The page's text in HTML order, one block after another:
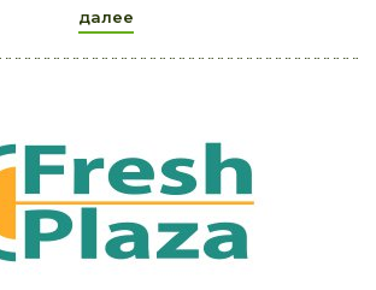
далее